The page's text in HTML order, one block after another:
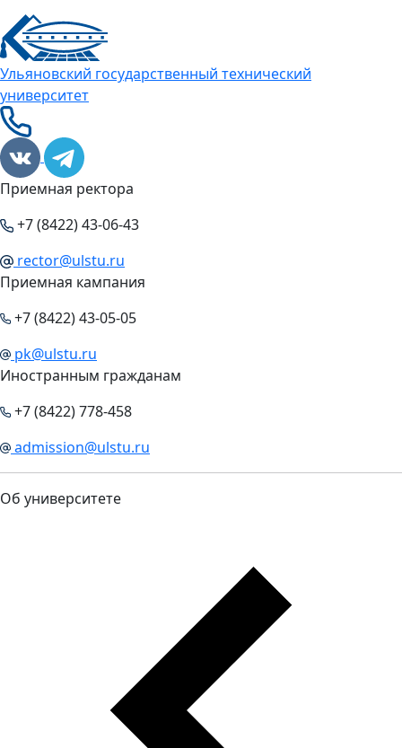
Ульяновский государственный технический
университет
Приемная ректора
+7 (8422) 43-06-43
rector@ulstu.ru
Приемная кампания
+7 (8422) 43-05-05
pk@ulstu.ru
Иностранным гражданам
+7 (8422) 778-458
admission@ulstu.ru
Об университете